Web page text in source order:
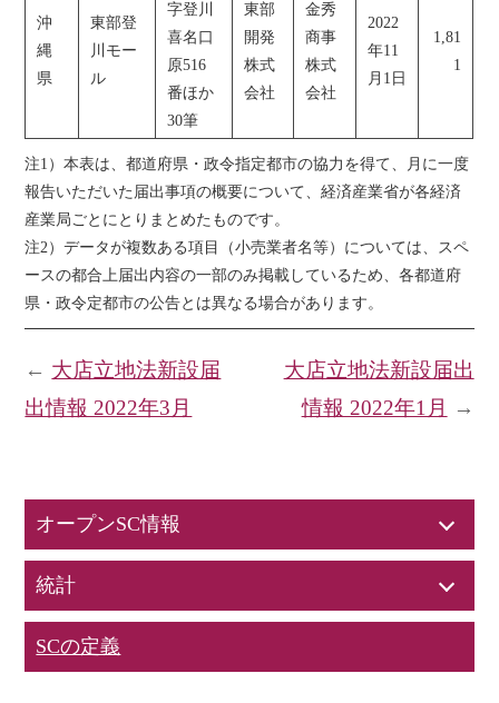
沖
縄
県
東部登
川モー
ル
字登川
喜名口
原516
番ほか
30筆
東部
開発
株式
会社
金秀
商事
株式
会社
2022
年11
月1日
1,81
1
注1）本表は、都道府県・政令指定都市の協力を得て、月に一度
報告いただいた届出事項の概要について、経済産業省が各経済
産業局ごとにとりまとめたものです。
注2）データが複数ある項目（小売業者名等）については、スペ
ースの都合上届出内容の一部のみ掲載しているため、各都道府
県・政令定都市の公告とは異なる場合があります。
大店立地法新設届出
情報 2022年1月
→
← 大店立地法新設届
出情報 2022年3月
オープンSC情報
統計
SCの定義